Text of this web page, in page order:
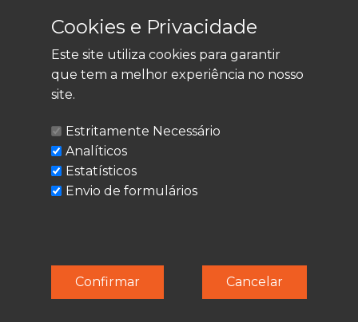
LEGAL
Política de Privacidade
Termos de Utilização
Cookies
© Techolder. Todos os direitos reservados.
SmashLine
Cookies e Privacidade
Este site utiliza cookies para garantir
que tem a melhor experiência no nosso
site.
Estritamente Necessário
Analíticos
Estatísticos
Envio de formulários
Cancelar
Confirmar